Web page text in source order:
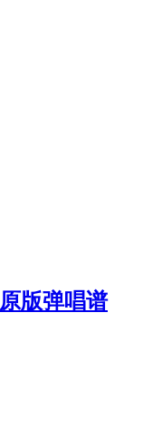
版弹唱谱